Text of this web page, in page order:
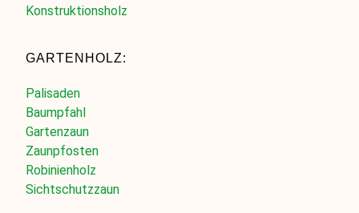
Konstruktionsholz
GARTENHOLZ:
Palisaden
Baumpfahl
Gartenzaun
Zaunpfosten
Robinienholz
Sichtschutzzaun